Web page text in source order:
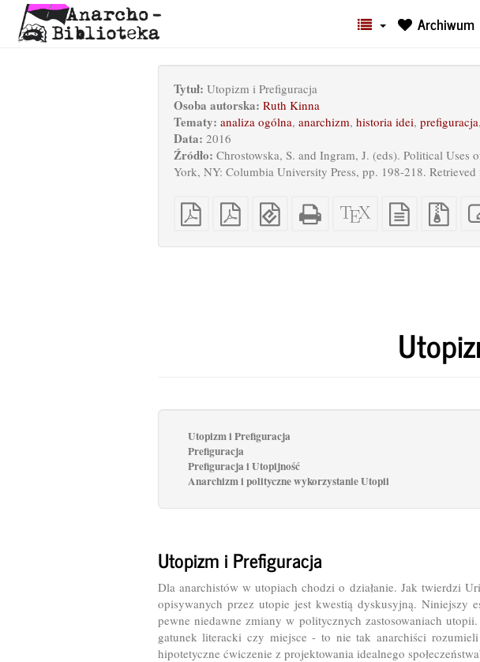
Archiwum
Tytuł: Utopizm i Prefiguracja
Osoba autorska: Ruth Kinna
Tematy: analiza ogólna, anarchizm, historia idei, prefiguracja,
Data: 2016
Źródło: Chrostowska, S. and Ingram, J. (eds). Political
York, NY: Columbia University Press, pp. 198-218.
Czysty
PDF
PDF
EPUB
(dla
Samodzielny
HTML
Źrodło
XeLaTeX
Czysty
tekst
Pliki
Utopizm i Prefiguracja
Prefiguracja
Prefiguracja i Utopijność
Anarchizm i polityczne wykorzystanie Utopii
Utopizm i Prefiguracja
Dla anarchistów w utopiach chodzi o działanie. Jak twierdzi
opisywanych przez utopie jest kwestią dyskusyjną. Niniejszy
pewne niedawne zmiany w politycznych zastosowaniach
gatunek literacki czy miejsce - to nie tak anarchiści
hipotetyczne ćwiczenie z projektowania idealnego